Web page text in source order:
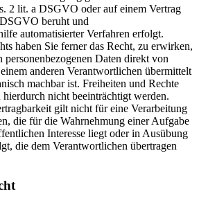
2 lit. a DSGVO oder auf einem Vertrag
beruht und
automatisierter Verfahren erfolgt.
haben Sie ferner das Recht, zu erwirken,
personenbezogenen Daten direkt von
anderen Verantwortlichen übermittelt
machbar ist. Freiheiten und Rechte
hierdurch nicht beeinträchtigt werden.
gilt nicht für eine Verarbeitung
die für die Wahrnehmung einer Aufgabe
Interesse liegt oder in Ausübung
die dem Verantwortlichen übertragen